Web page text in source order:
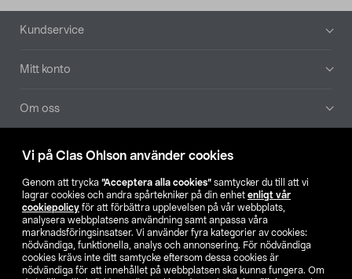
Vi på Clas Ohlson använder cookies
Genom att trycka ”Acceptera alla cookies” samtycker du till att vi
lagrar cookies och andra spårtekniker på din enhet enligt vår
cookiepolicy för att förbättra upplevelsen på vår webbplats,
analysera webbplatsens användning samt anpassa våra
marknadsföringsinsatser. Vi använder fyra kategorier av cookies:
nödvändiga, funktionella, analys och annonsering. För nödvändiga
cookies krävs inte ditt samtycke eftersom dessa cookies är
nödvändiga för att innehållet på webbplatsen ska kunna fungera. Om
Sidfot
Kundservice
Mitt konto
Om oss
Aktuellt
Våra bolag
Hitta butik
SE NO FI